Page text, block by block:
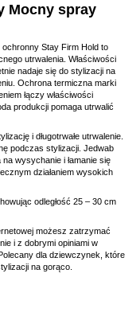
Mocny spray
Stay Firm Hold to
utrwalenia. Właściwości
nadaje się do stylizacji na
Ochrona termiczna marki
łączy właściwości
produkcji pomaga utrwalić
i długotrwałe utrwalenie.
podczas stylizacji. Jedwab
wysychanie i łamanie się
działaniem wysokich
odległość 25 – 30 cm
możesz zatrzymać
i z dobrymi opiniami w
dla dziewczynek, które
na gorąco.